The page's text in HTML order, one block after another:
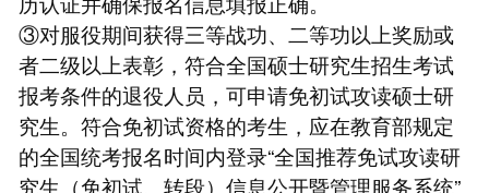
③对服役期间获得三等战功、二等功以上奖励或
者二级以上表彰，符合全国硕士研究生招生考试
报考条件的退役人员，可申请免初试攻读硕士研
究生。符合免初试资格的考生，应在教育部规定
的全国统考报名时间内登录“全国推荐免试攻读研
究生（免初试、转段）信息公开暨管理服务系统”